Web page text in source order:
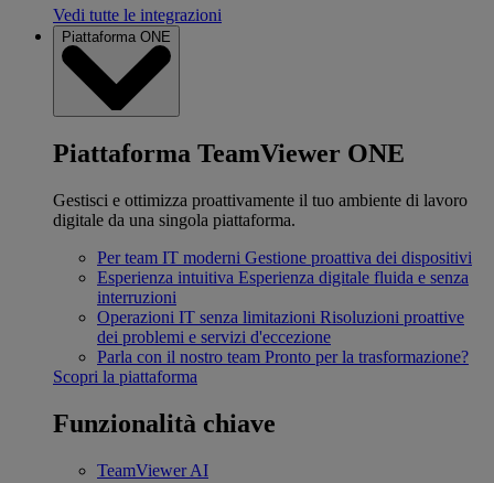
Vedi tutte le integrazioni
Piattaforma ONE
Piattaforma TeamViewer ONE
Gestisci e ottimizza proattivamente il tuo ambiente di lavoro
digitale da una singola piattaforma.
Per team IT moderni Gestione proattiva dei dispositivi
Esperienza intuitiva Esperienza digitale fluida e senza
interruzioni
Operazioni IT senza limitazioni Risoluzioni proattive
dei problemi e servizi d'eccezione
Parla con il nostro team Pronto per la trasformazione?
Scopri la piattaforma
Funzionalità chiave
TeamViewer AI